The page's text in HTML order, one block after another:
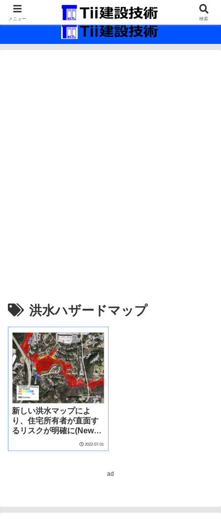
最新の建設技術の情報インフラ。
洪水ハザードマップ
新しい洪水マップによ
り、住宅所有者が直面す
るリスクが明確に(New
flood maps clarify the
risk homeowners face)
2022-07-01
ad
メニュー 検索